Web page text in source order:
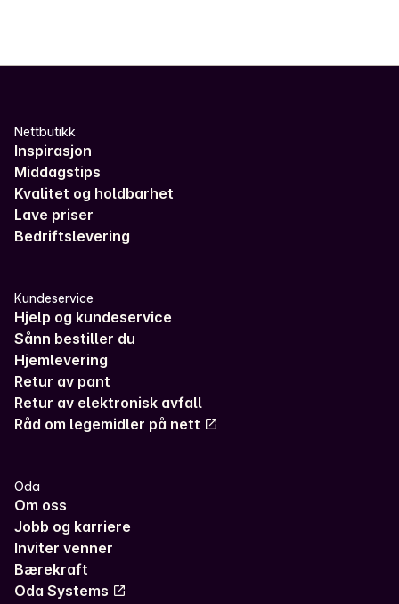
Nettbutikk
Inspirasjon
Middagstips
Kvalitet og holdbarhet
Lave priser
Bedriftslevering
Kundeservice
Hjelp og kundeservice
Sånn bestiller du
Hjemlevering
Retur av pant
Retur av elektronisk avfall
Råd om legemidler på nett
Oda
Om oss
Jobb og karriere
Inviter venner
Bærekraft
Oda Systems